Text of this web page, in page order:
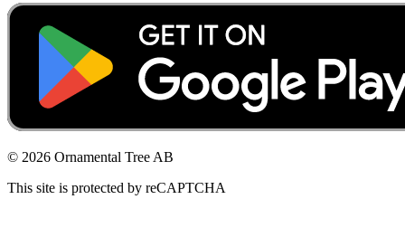
© 2026 Ornamental Tree AB
This site is protected by reCAPTCHA